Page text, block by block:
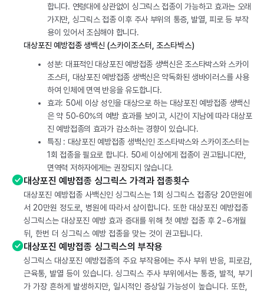
합니다. 연령대에 상관없이 싱그릭스 접종이 가능하고 효과는 오래
가지만, 싱그릭스 접종 이후 주사 부위의 통증, 발열, 피로 등 부작
용이 있어서 조심해야 합니다.
대상포진 예방접종 생백신 (스카이조스터, 조스타박스)
성분: 대표적인 대상포진 예방접종 생백신은 조스타박스와 스카이
조스터, 대상포진 예방접종 생백신은 약독화된 생바이러스를 사용
하여 인체에 면역 반응을 유도합니다.
효과: 50세 이상 성인을 대상으로 하는 대상포진 예방접종 생백신
은 약 50-60%의 예방 효과를 보이고, 시간이 지남에 따라 대상포
진 예방접종의 효과가 감소하는 경향이 있습니다.
특징 : 대상포진 예방접종 생백신인 조스타박스와 스카이조스터는
1회 접종을 필요로 합니다. 50세 이상에게 접종이 권고됩니다만,
면역력 저하자에게는 권장되지 않습니다.
대상포진 예방접종 싱그릭스 가격과 접종횟수
대상포진 예방접종 사백신인 싱그릭스는 1회 싱그릭스 접종당 20만원에
서 20만원 정도로, 병원에 따라서 상이합니다. 또한 대상포진 예방접종
싱그릭스는 대상포진 예방 효과 증대를 위해 첫 예방 접종 후 2~6개월
뒤, 한번 더 싱그릭스 예방 접종을 맞는 것이 권고됩니다.
대상포진 예방접종 싱그릭스의 부작용
싱그릭스 대상포진 예방접종의 주요 부작용에는 주사 부위 반응, 피로감,
근육통, 발열 등이 있습니다. 싱그릭스 주사 부위에서는 통증, 발적, 부기
가 가장 흔하게 발생하지만, 일시적인 증상일 가능성이 높습니다. 또한,